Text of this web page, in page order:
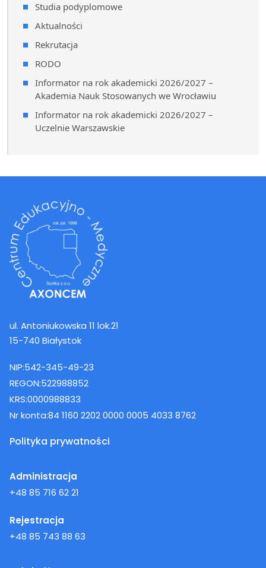
Studia podyplomowe
Aktualności
Rekrutacja
RODO
Informator na rok akademicki 2026/2027 –
Akademia Nauk Stosowanych we Wrocławiu
Informator na rok akademicki 2026/2027 –
Uczelnie Warszawskie
ul. Antoniukowska 11 lok.21
15-740 Białystok
NIP:542-345-49-23
REGON:522988852
KRS:0000988833
Nr konta:84 1160 2202 0000 0005 4033 8762
Polityka prywatności
Administracja
+48 85 716 62 21
Rejestracja
+48 85 743 88 63